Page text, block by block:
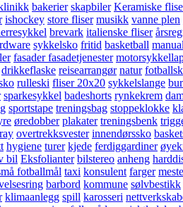
bakerier skapbiler Keramiske
ishockey store fliser musikk vanne plen
brevark italienske fliser
sykkelsko fritid basketball
fasader fasadetjenester
drikkeflaske reisearrangør natur
rulleski fliser 20x20 sykkelslange
sparkesykkel badeshorts rynkekrem
sportstape treningsbag stoppeklokke
øredobber plakater treningsbenk
overtrekksvester innendørssko
hygiene turer kjede ferdiggardiner
bil Eksfolianter bilstereo anheng
fotballmål taxi konsulent farger
barbord kommune sølvbestikk
klimaanlegg spill karosseri